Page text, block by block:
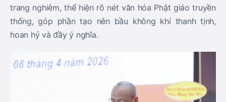
trang nghiêm, thể hiện rõ nét văn hóa Phật giáo truyền
thống, góp phần tạo nên bầu không khí thanh tịnh,
hoan hỷ và đầy ý nghĩa.